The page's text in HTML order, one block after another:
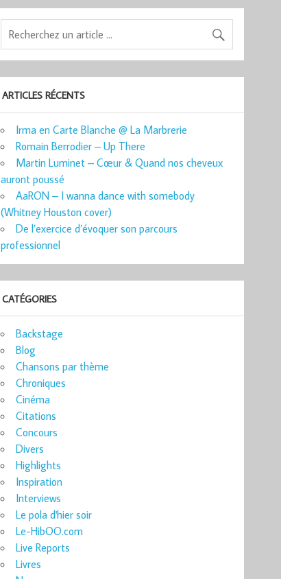
ARTICLES RÉCENTS
Irma en Carte Blanche @ La Marbrerie
Romain Berrodier – Up There
Martin Luminet – Cœur & Quand nos cheveux
auront poussé
AaRON – I wanna dance with somebody
(Whitney Houston cover)
De l’exercice d’évoquer son parcours
professionnel
CATÉGORIES
Backstage
Blog
Chansons par thème
Chroniques
Cinéma
Citations
Concours
Divers
Highlights
Inspiration
Interviews
Le pola d'hier soir
Le-HibOO.com
Live Reports
Livres